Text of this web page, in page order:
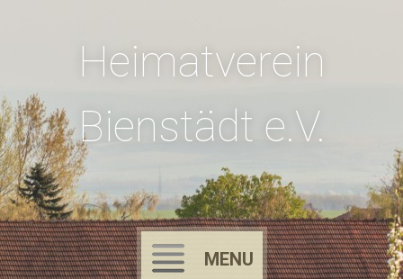
Heimatverein
Bienstädt e.V.
MENU